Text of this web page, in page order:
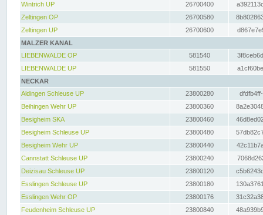
Wintrich UP
26700400
Zeltingen OP
26700580
Zeltingen UP
26700600
MALZER KANAL
LIEBENWALDE OP
581540
LIEBENWALDE UP
581550
NECKAR
Aldingen Schleuse UP
23800280
Beihingen Wehr UP
23800360
Besigheim SKA
23800460
Besigheim Schleuse UP
23800480
Besigheim Wehr UP
23800440
Cannstatt Schleuse UP
23800240
Deizisau Schleuse UP
23800120
Esslingen Schleuse UP
23800180
Esslingen Wehr OP
23800176
Feudenheim Schleuse UP
23800840